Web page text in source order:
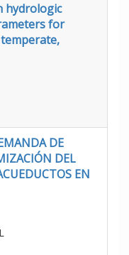
hydrologic
for
DE
DEL
EN